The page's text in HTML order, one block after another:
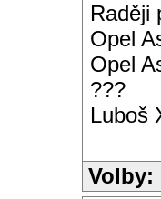
Raději
Opel
Opel
???
Luboš
Volby: